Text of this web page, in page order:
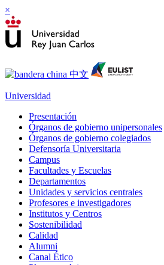
×
Universidad
Presentación
Órganos de gobierno unipersonales
Órganos de gobierno colegiados
Defensoría Universitaria
Campus
Facultades y Escuelas
Departamentos
Unidades y servicios centrales
Profesores e investigadores
Institutos y Centros
Sostenibilidad
Calidad
Alumni
Canal Ético